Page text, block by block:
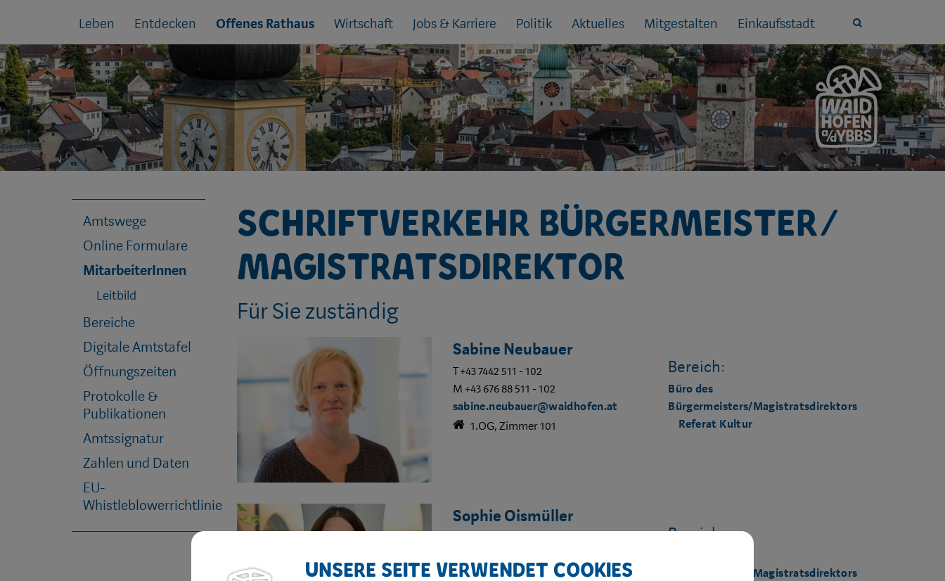
Sprungmarken
zu:
Leben Entdecken Offenes Rathaus Wirtschaft Jobs & Karriere Politik Aktuelles Mitgestalten Einkaufsstadt
Site
toggle
Schriftverkehr Bürgermeister/​
Magistratsdirektor
Für Sie zuständig
Sabine Neubauer
T +43 7442 511 - 102
M +43 676 88 511 - 102
sabine.neubauer@waidhofen.at
1.OG, Zimmer 101
Bereich:
Büro des
Bürgermeisters/Magistratsdirektors
Referat Kultur
Sophie Oismüller
derzeit in Karenz
Bereich:
Bürgermeisters/Magistratsdirektors
Amtswege
Online Formulare
MitarbeiterInnen
Leitbild
Bereiche
Digitale Amtstafel
Öffnungszeiten
Protokolle &
Publikationen
Amtssignatur
Zahlen und Daten
EU-
Whistleblowerrichtlinie
Unsere Seite verwendet Cookies